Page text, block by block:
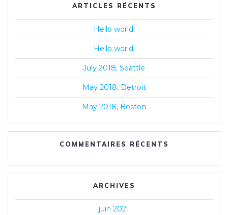
ARTICLES RÉCENTS
Hello world!
Hello world!
July 2018, Seattle
May 2018, Detroit
May 2018, Boston
COMMENTAIRES RÉCENTS
ARCHIVES
juin 2021